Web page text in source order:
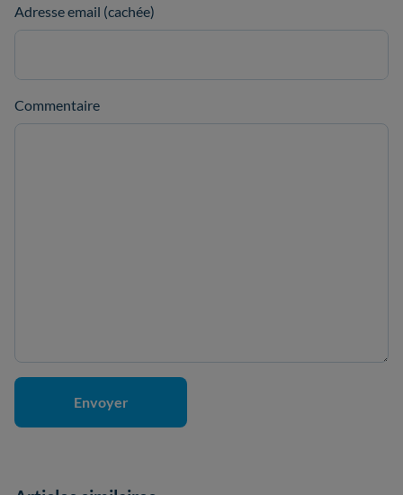
Adresse email (cachée)
Commentaire